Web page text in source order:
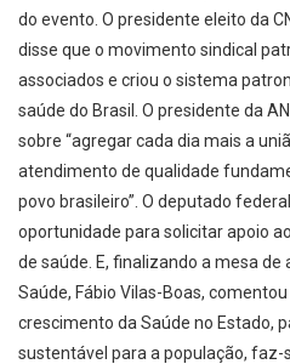
do evento. O presidente eleito da
disse que o movimento sindical
associados e criou o sistema
saúde do Brasil. O presidente da
sobre “agregar cada dia mais a
atendimento de qualidade
povo brasileiro”. O deputado
oportunidade para solicitar apoio
de saúde. E, finalizando a mesa
Saúde, Fábio Vilas-Boas,
crescimento da Saúde no Estado,
sustentável para a população,